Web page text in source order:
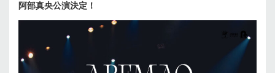
阿部真央公演決定！